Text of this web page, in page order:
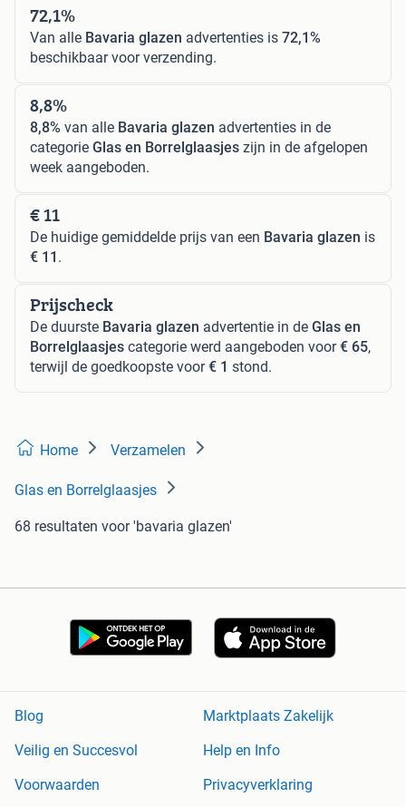
72,1%
Van alle Bavaria glazen advertenties is 72,1%
beschikbaar voor verzending.
8,8%
8,8% van alle Bavaria glazen advertenties in de
categorie Glas en Borrelglaasjes zijn in de afgelopen
week aangeboden.
€ 11
De huidige gemiddelde prijs van een Bavaria glazen is
€ 11 .
Prijscheck
De duurste Bavaria glazen advertentie in de Glas en
Borrelglaasjes categorie werd aangeboden voor€ 65,
terwijl de goedkoopste voor€ 1 stond.
Home Verzamelen
Glas en Borrelglaasjes
68 resultaten voor 'bavaria glazen'
Blog
Marktplaats Zakelijk
Veilig en Succesvol
Help en Info
Voorwaarden
Privacyverklaring